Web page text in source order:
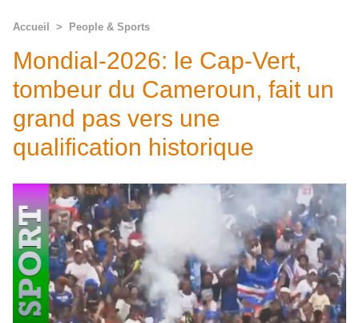
Accueil > People & Sports
Mondial-2026: le Cap-Vert,
tombeur du Cameroun, fait un
grand pas vers une
qualification historique